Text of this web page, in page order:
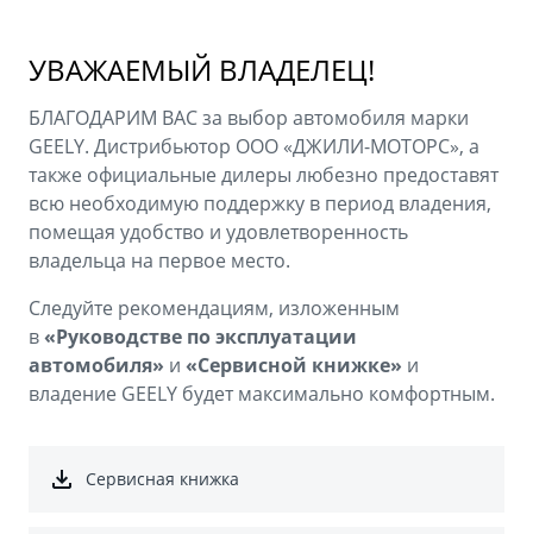
OKAVANGO
от 3 429 990 ₽*
MONJARO
от 4 349 990 ₽*
PREFACE
от 3 079 990 ₽*
GEELY EX5
Зарядные устройства
ФИНАНСЫ И УСЛУГИ
Автокредит
Расчет КАСКО
Страхование
GEELY Лизинг
Спецпредложения
ПОДДЕРЖКА
Помощь на дорогах
Гарантия Geely
Сервисная книжка
Вопросы и ответы
УВАЖАЕМЫЙ ВЛАДЕЛЕЦ!
БЛАГОДАРИМ ВАС за выбор автомобиля марки
GEELY. Дистрибьютор ООО «ДЖИЛИ-МОТОРС», а
также официальные дилеры любезно предоставят
всю необходимую поддержку в период владения,
помещая удобство и удовлетворенность
владельца на первое место.
Следуйте рекомендациям, изложенным
в«Руководстве по эксплуатации
автомобиля» и «Сервисной книжке» и
владение GEELY будет максимально комфортным.
Сервисная книжка